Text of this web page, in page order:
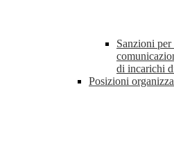
Sanzioni per
di incarichi
Posizioni